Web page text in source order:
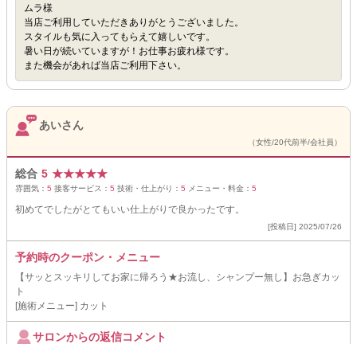
ムラ様
当店ご利用していただきありがとうございました。
スタイルも気に入ってもらえて嬉しいです。
暑い日が続いていますが！お仕事お疲れ様です。
また機会があれば当店ご利用下さい。
あいさん
（女性/20代前半/会社員）
総合 5 ★★★★★
雰囲気： 5 接客サービス： 5 技術・仕上がり： 5 メニュー・料金： 5
初めてでしたがとてもいい仕上がりで良かったです。
[投稿日] 2025/07/26
予約時のクーポン・メニュー
【サッとスッキリしてお家に帰ろう★お流し、シャンプー無し】お急ぎカッ
ト
[施術メニュー] カット
サロンからの返信コメント